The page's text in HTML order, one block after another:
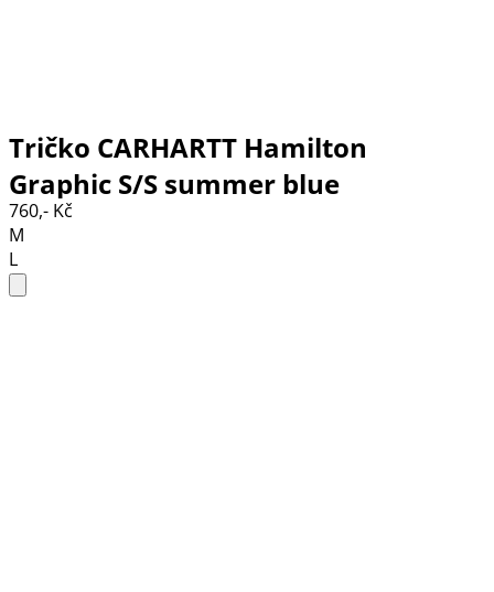
Tričko CARHARTT Hamilton
Graphic S/S summer blue
760,- Kč
M
L